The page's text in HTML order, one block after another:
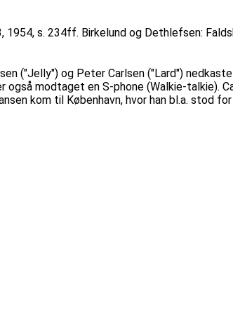
s. 234ff. Birkelund og Dethlefsen:
("Jelly") og Peter Carlsen ("Lard")
modtaget en S-phone (Walkie-talkie).
kom til København, hvor han bl.a. stod